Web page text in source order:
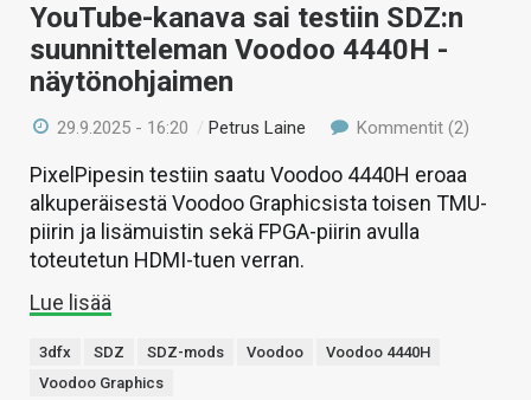
YouTube-kanava sai testiin SDZ:n
suunnitteleman Voodoo 4440H -
näytönohjaimen
29.9.2025 - 16:20 / Petrus Laine Kommentit (2)
PixelPipesin testiin saatu Voodoo 4440H eroaa
alkuperäisestä Voodoo Graphicsista toisen TMU-
piirin ja lisämuistin sekä FPGA-piirin avulla
toteutetun HDMI-tuen verran.
Lue lisää
3dfx SDZ SDZ-mods Voodoo
Voodoo 4440H
Voodoo Graphics